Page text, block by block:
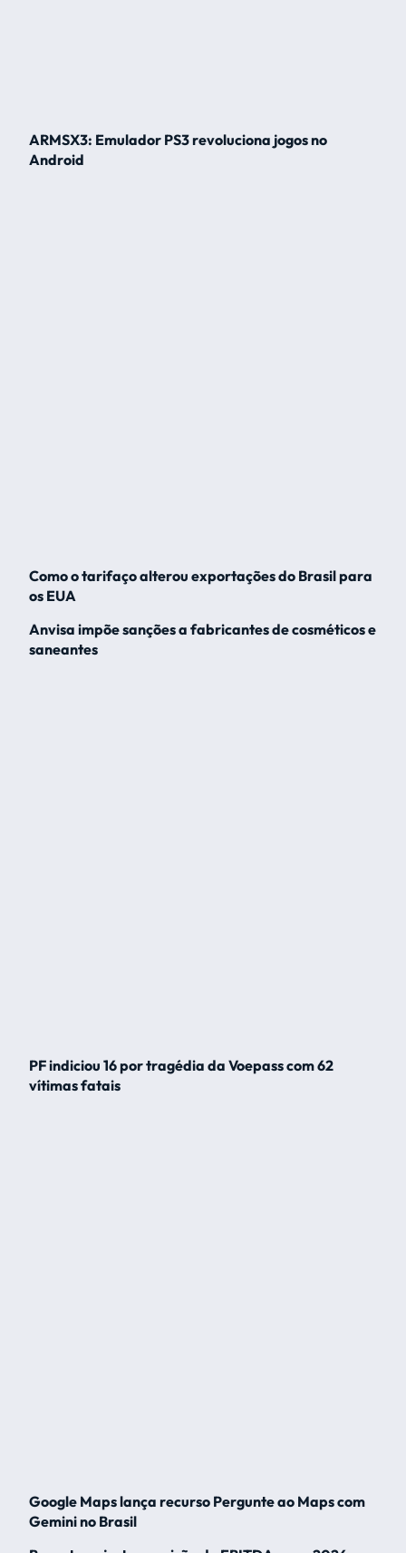
ARMSX3: Emulador PS3 revoluciona jogos no
Android
Como o tarifaço alterou exportações do Brasil para
os EUA
Anvisa impõe sanções a fabricantes de cosméticos e
saneantes
PF indiciou 16 por tragédia da Voepass com 62
vítimas fatais
Google Maps lança recurso Pergunte ao Maps com
Gemini no Brasil